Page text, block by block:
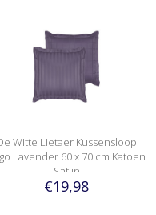
Witte Lietaer Kussensloop
Lavender 60 x 70 cm Katoen
Satijn
€19,98